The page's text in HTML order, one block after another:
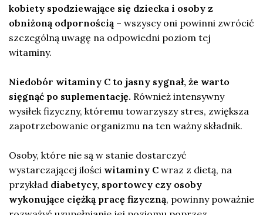
kobiety spodziewające się dziecka i osoby z
obniżoną odpornością – wszyscy oni powinni zwrócić
szczególną uwagę na odpowiedni poziom tej
witaminy.
Niedobór witaminy C to jasny sygnał, że warto
sięgnąć po suplementację. Również intensywny
wysiłek fizyczny, któremu towarzyszy stres, zwiększa
zapotrzebowanie organizmu na ten ważny składnik.
Osoby, które nie są w stanie dostarczyć
wystarczającej ilości witaminy C wraz z dietą, na
przykład diabetycy, sportowcy czy osoby
wykonujące ciężką pracę fizyczną, powinny poważnie